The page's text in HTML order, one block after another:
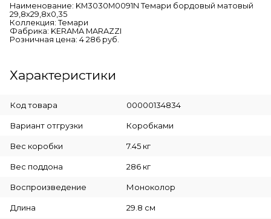
Наименование: KM3030M0091N Темари бордовый матовый
29,8x29,8x0,35
Коллекция: Темари
Фабрика: KERAMA MARAZZI
Розничная цена: 4 286 руб.
Характеристики
Код товара 00000134834
Вариант отгрузки Коробками
Вес коробки 7.45 кг
Вес поддона 286 кг
Воспроизведение Моноколор
Длина 29.8 см